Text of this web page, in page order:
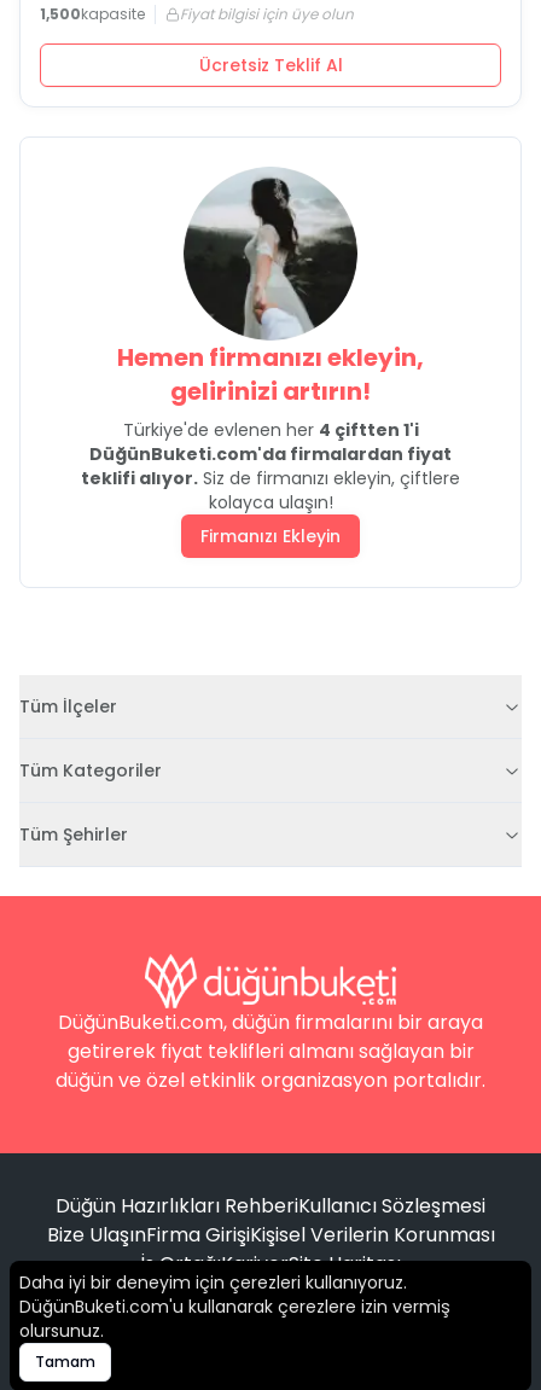
1,500kapasite Fiyat bilgisi için üye olun
Ücretsiz Teklif Al
Hemen firmanızı ekleyin,
gelirinizi artırın!
Türkiye'de evlenen her 4 çiftten 1'i
DüğünBuketi.com'da firmalardan fiyat
teklifi alıyor. Siz de firmanızı ekleyin, çiftlere
kolayca ulaşın!
Firmanızı Ekleyin
Tüm İlçeler
Tüm Kategoriler
Tüm Şehirler
Filtrele
DüğünBuketi.com, düğün firmalarını bir araya
getirerek fiyat teklifleri almanı sağlayan bir
düğün ve özel etkinlik organizasyon portalıdır.
Düğün Hazırlıkları RehberiKullanıcı Sözleşmesi
Bize UlaşınFirma GirişiKişisel Verilerin Korunması
İş OrtağıKariyerSite Haritası
© 2016 -
Daha iyi bir deneyim için çerezleri kullanıyoruz.
DüğünBuketi.com'u kullanarak çerezlere izin vermiş
olursunuz.
Tamam